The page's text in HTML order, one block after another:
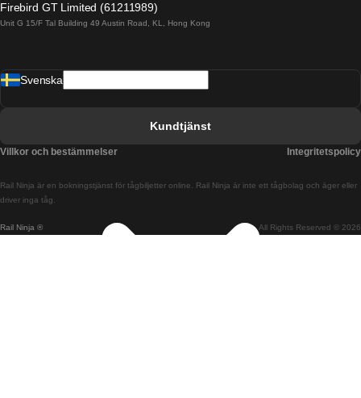
Tåg från Barcelona till Madrid
Tåg från Budapest till Bratislava
Firebird GT Limited (61211989)
Unit G 15/F Tal Building 49 Austin Road, KL, Hong Kong
Rail Ninja ® All Rights Reserved © 2026
Rail Ninja är en bokningstjänst för tågbiljetter online. Rail Ninja är inte ett tågbolag och äger eller
driver inga tåg.
Svenska
Kundtjänst
Villkor och bestämmelser Integritetspolicy